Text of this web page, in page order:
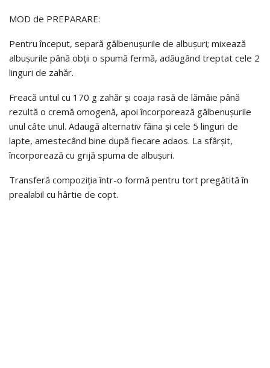
MOD de PREPARARE:
Pentru început, separă gălbenușurile de albușuri; mixează
albușurile până obții o spumă fermă, adăugând treptat cele 2
linguri de zahăr.
Freacă untul cu 170 g zahăr și coaja rasă de lămâie până
rezultă o cremă omogenă, apoi încorporează gălbenușurile
unul câte unul. Adaugă alternativ făina și cele 5 linguri de
lapte, amestecând bine după fiecare adaos. La sfârșit,
încorporează cu grijă spuma de albușuri.
Transferă compoziția într-o formă pentru tort pregătită în
prealabil cu hârtie de copt.